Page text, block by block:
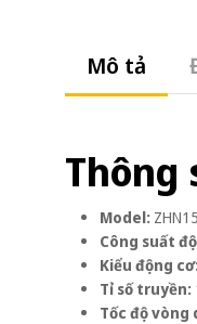
Mô tả
Model:
Công suất
Kiểu động
Tỉ số truyền:
Tốc độ vòng